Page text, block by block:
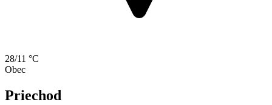
28/11 °C
Obec
Priechod